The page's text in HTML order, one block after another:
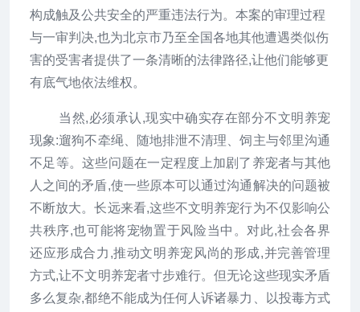
构成触及公共安全的严重违法行为。本案的审理过程
与一审判决,也为北京市乃至全国各地其他遭遇类似伤
害的受害者提供了一条清晰的法律路径,让他们能够更
有底气地依法维权。
当然,必须承认,现实中确实存在部分不文明养宠
现象:遛狗不牵绳、随地排泄不清理、饲主与邻里沟通
不足等。这些问题在一定程度上加剧了养宠者与其他
人之间的矛盾,使一些原本可以通过沟通解决的问题被
不断放大。长远来看,这些不文明养宠行为不仅影响公
共秩序,也可能将宠物置于风险当中。对此,社会各界
还应形成合力,推动文明养宠风尚的形成,并完善管理
方式,让不文明养宠者寸步难行。但无论这些现实矛盾
多么复杂,都绝不能成为任何人诉诸暴力、以投毒方式